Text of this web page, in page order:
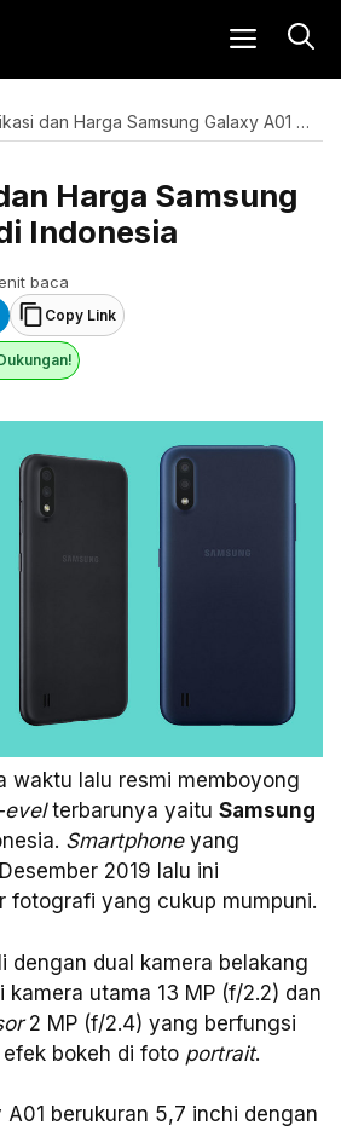
MENU
Spesifikasi dan Harga Samsung Galaxy A01 di Indonesia
Harga Samsung
Indonesia
baca
Copy Link
waktu lalu resmi memboyong
evelterbarunya yaitu Samsung
Smartphone yang
2019 lalu ini
fotografi yang cukup mumpuni.
dengan dual kamera belakang
utama 13 MP (f/2.2) dan
2 MP (f/2.4) yang berfungsi
bokeh di foto portrait.
A01 berukuran 5,7 inchi dengan